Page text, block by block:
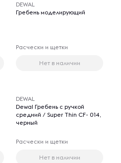
DEWAL
Гребень моделирующий
Расчески и щетки
Нет в наличии
DEWAL
Dewal Гребень с ручкой
средний / Super Thin СF- 014,
черный
Расчески и щетки
Нет в наличии